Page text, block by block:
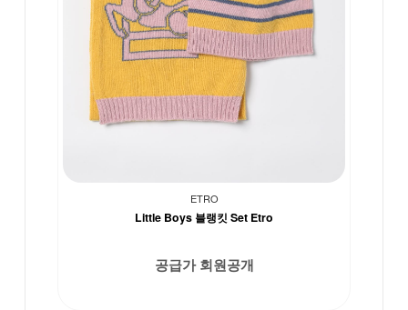
ETRO
Little Boys 블랭킷 Set Etro
공급가 회원공개